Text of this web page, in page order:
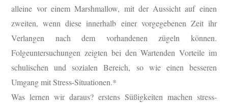
alleine vor einem Marshmallow, mit der Aussicht auf einen
zweiten, wenn diese innerhalb einer vorgegebenen Zeit ihr
Verlangen nach dem vorhandenen zügeln können.
Folgeuntersuchungen zeigten bei den Wartenden Vorteile im
schulischen und sozialen Bereich, so wie einen besseren
Umgang mit Stress-Situationen.*
Was lernen wir daraus? erstens Süßigkeiten machen stress-